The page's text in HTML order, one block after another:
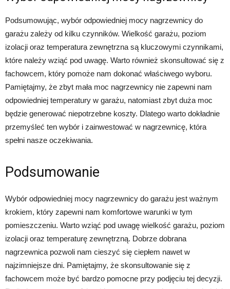
Podsumowując, wybór odpowiedniej mocy nagrzewnicy do
garażu zależy od kilku czynników. Wielkość garażu, poziom
izolacji oraz temperatura zewnętrzna są kluczowymi czynnikami,
które należy wziąć pod uwagę. Warto również skonsultować się z
fachowcem, który pomoże nam dokonać właściwego wyboru.
Pamiętajmy, że zbyt mała moc nagrzewnicy nie zapewni nam
odpowiedniej temperatury w garażu, natomiast zbyt duża moc
będzie generować niepotrzebne koszty. Dlatego warto dokładnie
przemyśleć ten wybór i zainwestować w nagrzewnicę, która
spełni nasze oczekiwania.
Podsumowanie
Wybór odpowiedniej mocy nagrzewnicy do garażu jest ważnym
krokiem, który zapewni nam komfortowe warunki w tym
pomieszczeniu. Warto wziąć pod uwagę wielkość garażu, poziom
izolacji oraz temperaturę zewnętrzną. Dobrze dobrana
nagrzewnica pozwoli nam cieszyć się ciepłem nawet w
najzimniejsze dni. Pamiętajmy, że skonsultowanie się z
fachowcem może być bardzo pomocne przy podjęciu tej decyzji.